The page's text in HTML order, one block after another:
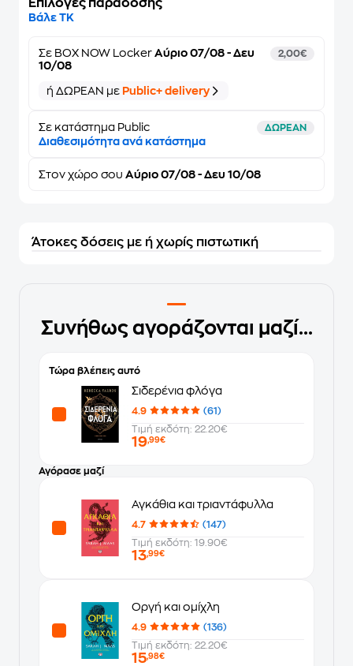
Επιλογές παράδοσης
Βάλε ΤΚ
Σε BOX NOW Locker Αύριο 07/08 - Δευ
10/08
2,00€
ή ΔΩΡΕΑΝ με Public+ delivery
Σε κατάστημα Public ΔΩΡΕΑΝ
Διαθεσιμότητα ανά κατάστημα
Στον χώρο σου Αύριο 07/08 - Δευ 10/08
Άτοκες δόσεις με ή χωρίς πιστωτική
Συνήθως αγοράζονται μαζί...
Τώρα βλέπεις αυτό
Σιδερένια φλόγα
4.9
(61)
Τιμή εκδότη: 22.20€
19,99€
Αγόρασε μαζί
Αγκάθια και τριαντάφυλλα
4.7
(147)
Τιμή εκδότη: 19.90€
13,99€
Οργή και ομίχλη
4.9
(136)
Τιμή εκδότη: 22.20€
15,98€